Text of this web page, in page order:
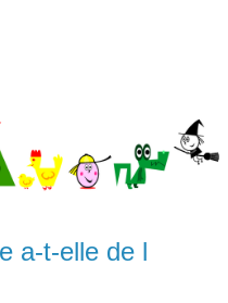
a-t-elle de l